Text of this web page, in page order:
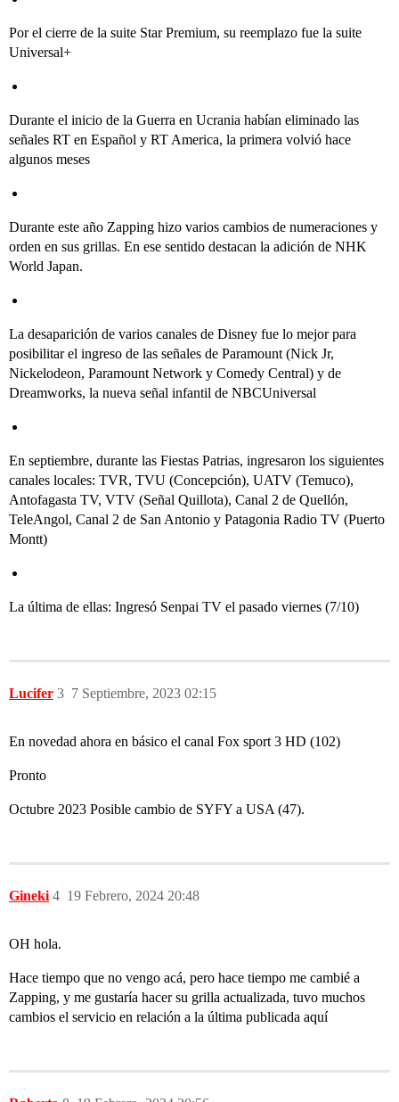
Por el cierre de la suite Star Premium, su reemplazo fue la suite
Universal+
Durante el inicio de la Guerra en Ucrania habían eliminado las
señales RT en Español y RT America, la primera volvió hace
algunos meses
Durante este año Zapping hizo varios cambios de numeraciones y
orden en sus grillas. En ese sentido destacan la adición de NHK
World Japan.
La desaparición de varios canales de Disney fue lo mejor para
posibilitar el ingreso de las señales de Paramount (Nick Jr,
Nickelodeon, Paramount Network y Comedy Central) y de
Dreamworks, la nueva señal infantil de NBCUniversal
En septiembre, durante las Fiestas Patrias, ingresaron los siguientes
canales locales: TVR, TVU (Concepción), UATV (Temuco),
Antofagasta TV, VTV (Señal Quillota), Canal 2 de Quellón,
TeleAngol, Canal 2 de San Antonio y Patagonia Radio TV (Puerto
Montt)
La última de ellas: Ingresó Senpai TV el pasado viernes (7/10)
Lucifer 7 Septiembre, 2023 02:15
3
En novedad ahora en básico el canal Fox sport 3 HD (102)
Pronto
Octubre 2023 Posible cambio de SYFY a USA (47).
Gineki 19 Febrero, 2024 20:48
4
OH hola.
Hace tiempo que no vengo acá, pero hace tiempo me cambié a
Zapping, y me gustaría hacer su grilla actualizada, tuvo muchos
cambios el servicio en relación a la última publicada aquí